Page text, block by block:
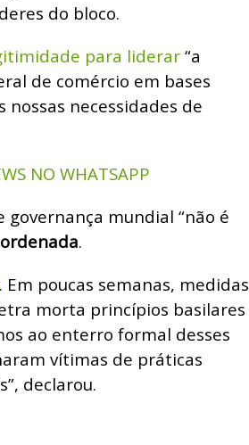
do bloco.
para liderar “a
de comércio em bases
nossas necessidades de
NO WHATSAPP
governança mundial “não é
.
. Em poucas semanas, medidas
morta princípios basilares
ao enterro formal desses
vítimas de práticas
declarou.